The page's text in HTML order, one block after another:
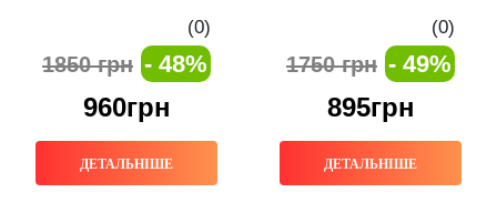
фітнес-функціями та моніторингом
здоров’я
(0)
1850 грн - 48%
960грн
ДЕТАЛЬНІШЕ
трекера та розумними
сповіщеннями
(0)
1750 грн - 49%
895грн
ДЕТАЛЬНІШЕ